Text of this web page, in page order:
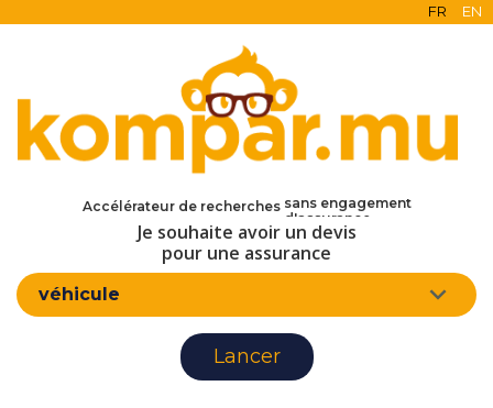
FR EN
Accélérateur de recherches
en ligne
d'assurance
Je souhaite avoir un devis
pour une assurance
véhicule
Lancer